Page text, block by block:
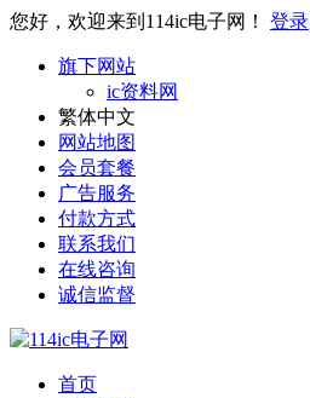
您好，欢迎来到114ic电子网！ 登录
旗下网站
ic资料网
繁体中文
网站地图
会员套餐
广告服务
付款方式
联系我们
在线咨询
诚信监督
首页